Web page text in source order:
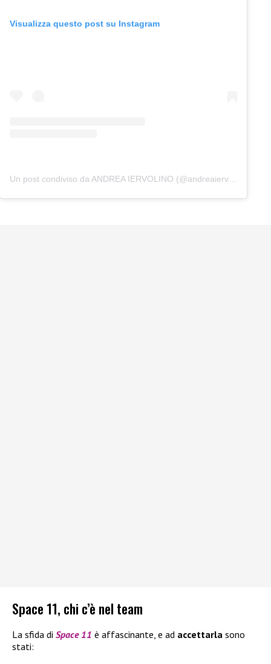
Visualizza questo post su Instagram
Space 11, chi c’è nel team
La sfida di Space 11 è affascinante, e ad accettarla sono
stati: